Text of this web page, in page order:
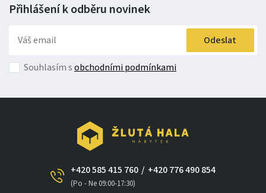
Přihlášení k odběru novinek
Odeslat
Souhlasím sobchodními podmínkami
+420 585 415 760
(Po - Ne 09:00-17:30)
/ +420 776 490 854